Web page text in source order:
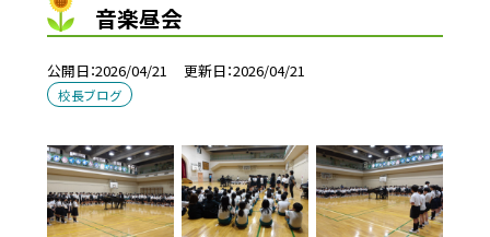
音楽昼会
公開日 2026/04/21 更新日 2026/04/21
校長ブログ